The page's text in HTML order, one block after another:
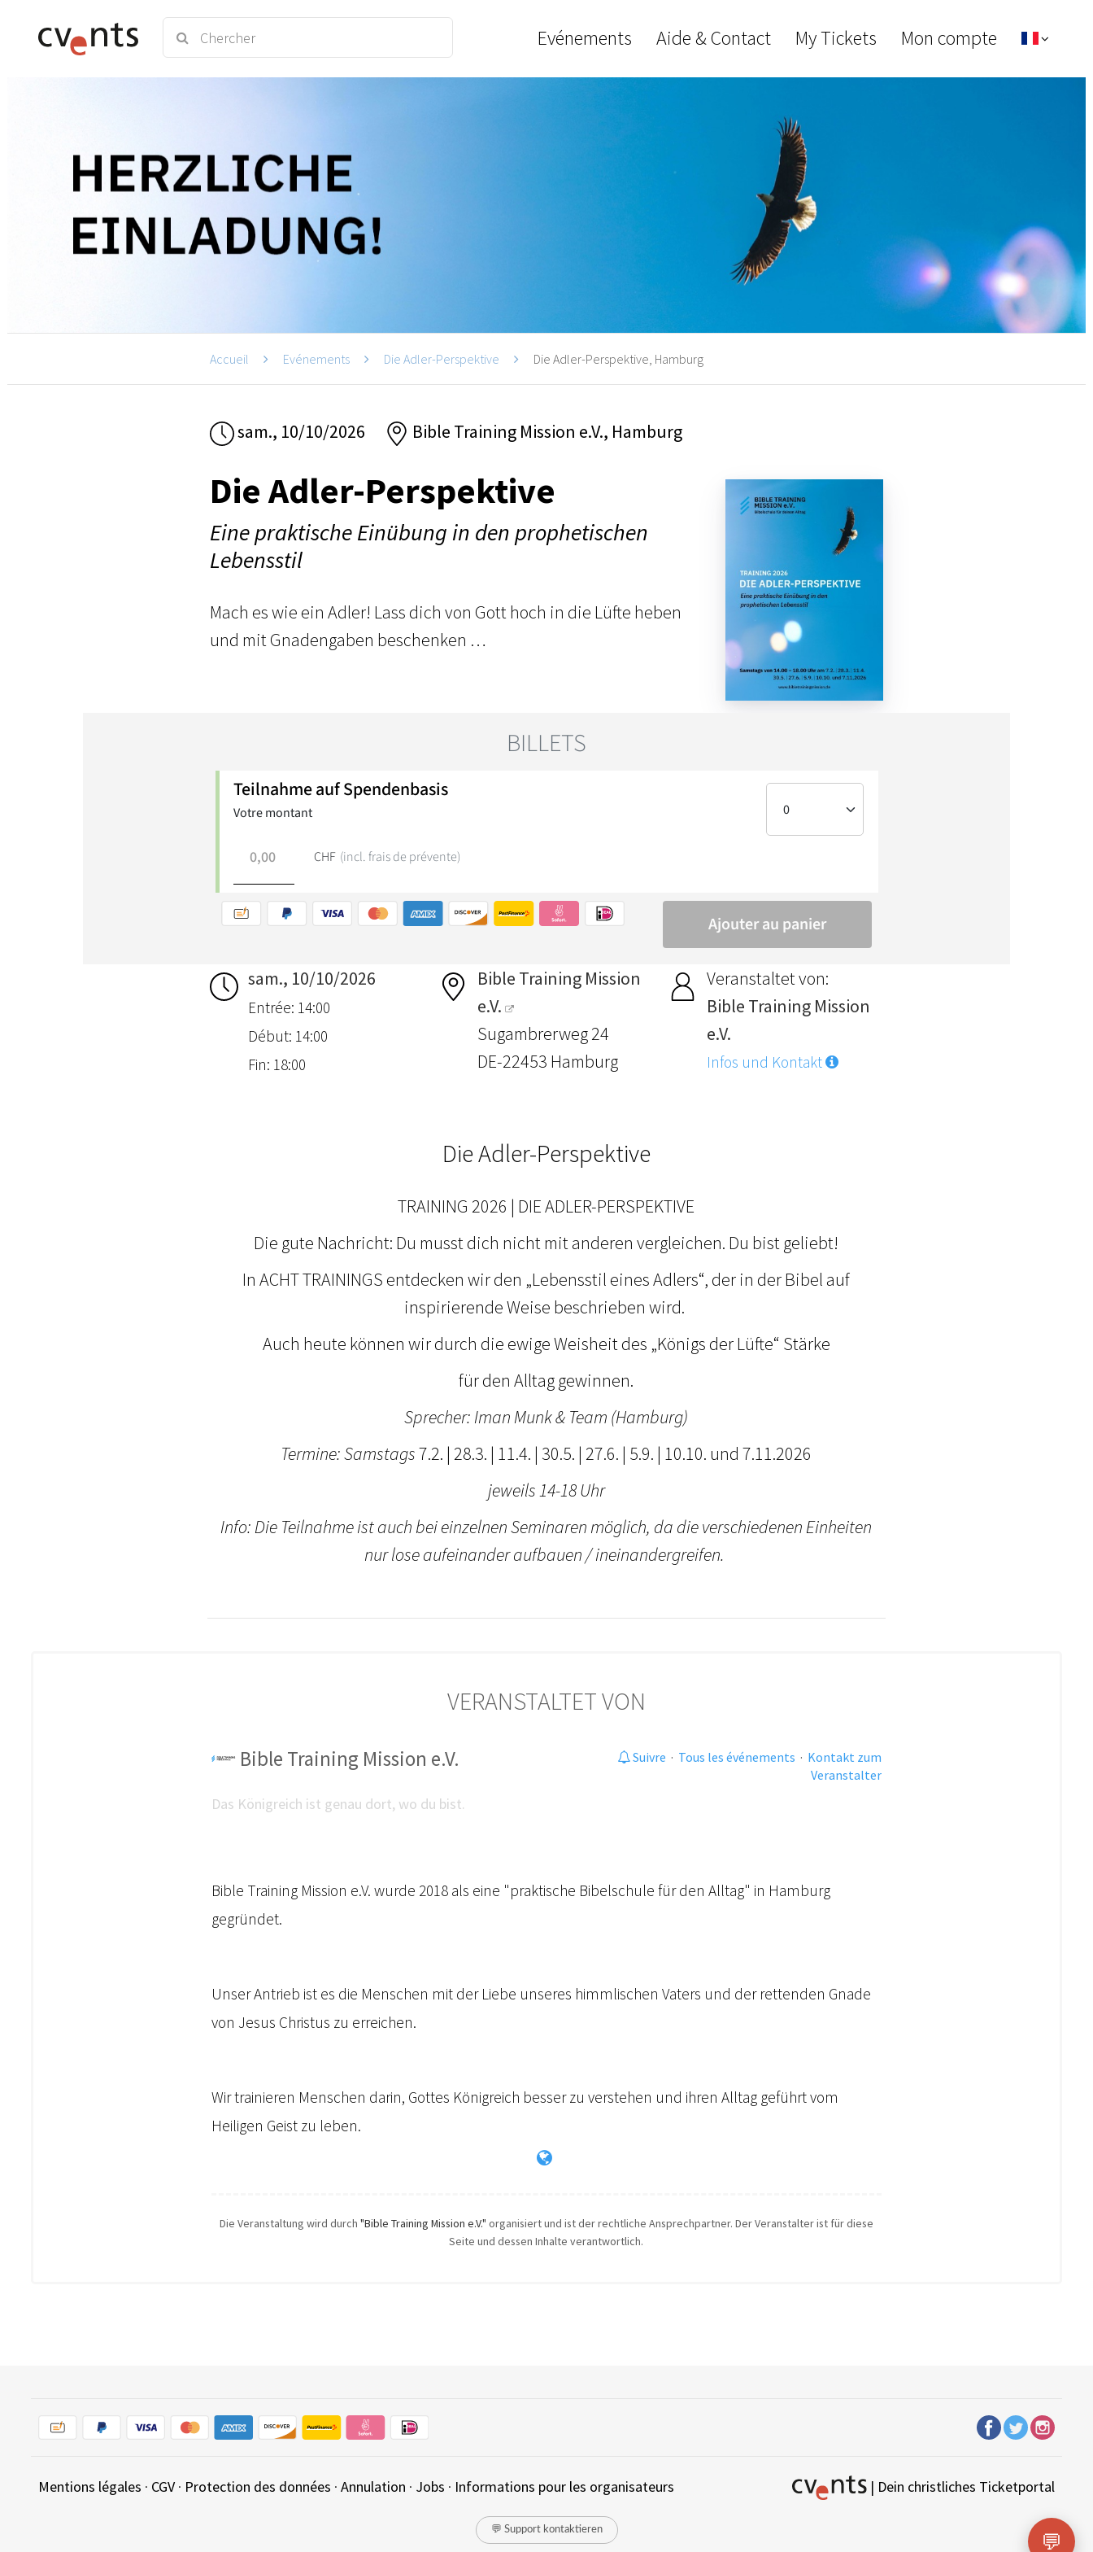
Evénements Aide & Contact My Tickets Mon compte
Accueil Evénements Die Adler-Perspektive Die Adler-Perspektive, Hamburg
sam., 10/10/2026 Bible Training Mission e.V., Hamburg
Die Adler-Perspektive
Eine praktische Einübung in den prophetischen
Lebensstil
Mach es wie ein Adler! Lass dich von Gott hoch in die Lüfte heben
und mit Gnadengaben beschenken …
sam., 10/10/2026
Entrée: 14:00
Début: 14:00
Fin: 18:00
Bible Training Mission
e.V.
Sugambrerweg 24
DE-22453 Hamburg
Veranstaltet von:
Bible Training Mission
e.V.
Infos und Kontakt
Die Adler-Perspektive
TRAINING 2026 | DIE ADLER-PERSPEKTIVE
Die gute Nachricht: Du musst dich nicht mit anderen vergleichen. Du bist geliebt!
In ACHT TRAININGS entdecken wir den „Lebensstil eines Adlers“, der in der Bibel auf
inspirierende Weise beschrieben wird.
Auch heute können wir durch die ewige Weisheit des „Königs der Lüfte“ Stärke
für den Alltag gewinnen.
Sprecher: Iman Munk & Team (Hamburg)
Termine: Samstags7.2. | 28.3. | 11.4. | 30.5. | 27.6. | 5.9. | 10.10. und 7.11.2026
jeweils 14-18 Uhr
Info: Die Teilnahme ist auch bei einzelnen Seminaren möglich, da die verschiedenen Einheiten
nur lose aufeinander aufbauen / ineinandergreifen.
VERANSTALTET VON
Bible Training Mission e.V. Suivre · Tous les événements · Kontakt zum
Veranstalter
Das Königreich ist genau dort, wo du bist.
Bible Training Mission e.V. wurde 2018 als eine "praktische Bibelschule für den Alltag" in Hamburg
gegründet.
Unser Antrieb ist es die Menschen mit der Liebe unseres himmlischen Vaters und der rettenden Gnade
von Jesus Christus zu erreichen.
Wir trainieren Menschen darin, Gottes Königreich besser zu verstehen und ihren Alltag geführt vom
Heiligen Geist zu leben.
Die Veranstaltung wird durch "Bible Training Mission e.V." organisiert und ist der rechtliche Ansprechpartner. Der Veranstalter ist für diese
Seite und dessen Inhalte verantwortlich.
Mentions légales · CGV· Protection des données · Annulation · Jobs · Informations pour les organisateurs | Dein christliches Ticketportal
💬 Support kontaktieren 💬